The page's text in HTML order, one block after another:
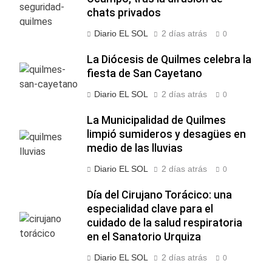
chats privados
Diario EL SOL 2 días atrás 0
La Diócesis de Quilmes celebra la
fiesta de San Cayetano
Diario EL SOL 2 días atrás 0
La Municipalidad de Quilmes
limpió sumideros y desagües en
medio de las lluvias
Diario EL SOL 2 días atrás 0
Día del Cirujano Torácico: una
especialidad clave para el
cuidado de la salud respiratoria
en el Sanatorio Urquiza
Diario EL SOL 2 días atrás 0